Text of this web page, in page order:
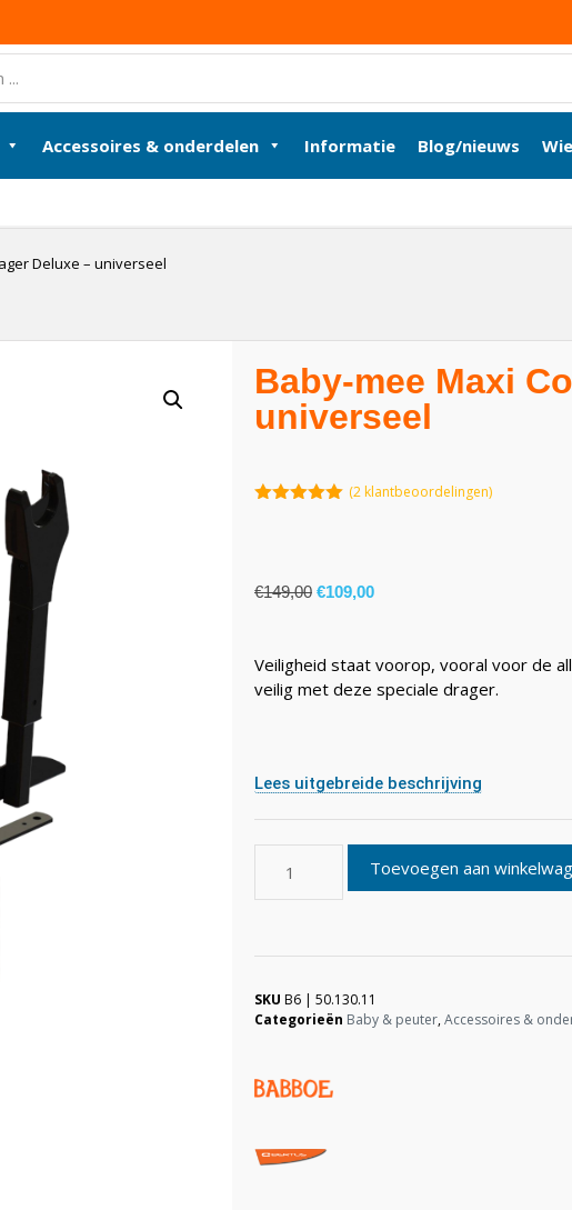
Accessoires & onderdelen Informatie Blog/nieuws
Deluxe – universeel
Baby-mee Maxi
universeel
(2klantbeoordelingen)
€149,00 €109,00
Veiligheid staat voorop, vooral voor de
veilig met deze speciale drager.
Lees uitgebreide beschrijving
Toevoegen aan
SKU B6 | 50.130.11
Categorieën Baby & peuter,Accessoires &